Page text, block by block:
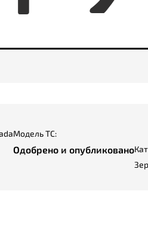
Модель ТС:
Одобрено и опубликовано